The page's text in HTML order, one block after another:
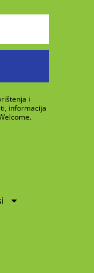
i
informacija